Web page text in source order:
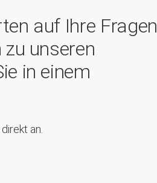
auf Ihre Fragen
unseren
in einem
an.